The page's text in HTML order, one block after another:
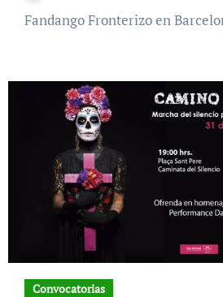
Fandango Fronterizo en
Convocatorias